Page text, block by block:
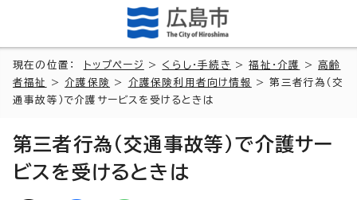
現在の位置： トップページ > くらし・手続き >福祉・介護 >高齢
者福祉
> 介護保険 > 介護保険利用者向け情報
> 第三者行為（交
通事故等）で介護サービスを受けるときは
第三者行為（交通事故等）で介護サー
ビスを受けるときは